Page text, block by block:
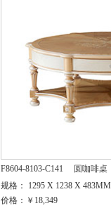
F8604-8103-C141
圆咖啡桌
规格： 1295 X 1238 X 483MM
价格：￥18,349